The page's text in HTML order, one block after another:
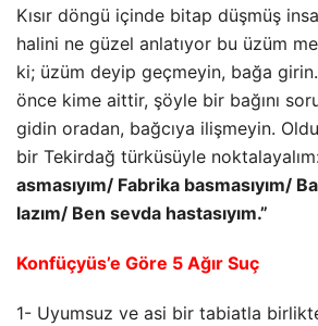
Kısır döngü içinde bitap düşmüş
halini ne güzel anlatıyor bu üzüm
ki; üzüm deyip geçmeyin, bağa
önce kime aittir, şöyle bir bağını
gidin oradan, bağcıya ilişmeyin.
bir Tekirdağ türküsüyle
asmasıyım/ Fabrika basmasıyım/
lazım/ Ben sevda hastasıyım.”
Konfüçyüs’e Göre 5 Ağır Suç
1- Uyumsuz ve asi bir tabiatla